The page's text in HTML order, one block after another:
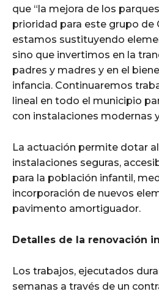
que “la mejora de los
prioridad para este grupo de
estamos sustituyendo
sino que invertimos en la
padres y madres y en el
infancia. Continuaremos
lineal en todo el municipio
con instalaciones modernas
La actuación permite dotar
instalaciones seguras,
para la población infantil,
incorporación de nuevos
pavimento amortiguador.
Detalles de la renovación
Los trabajos, ejecutados
semanas a través de un